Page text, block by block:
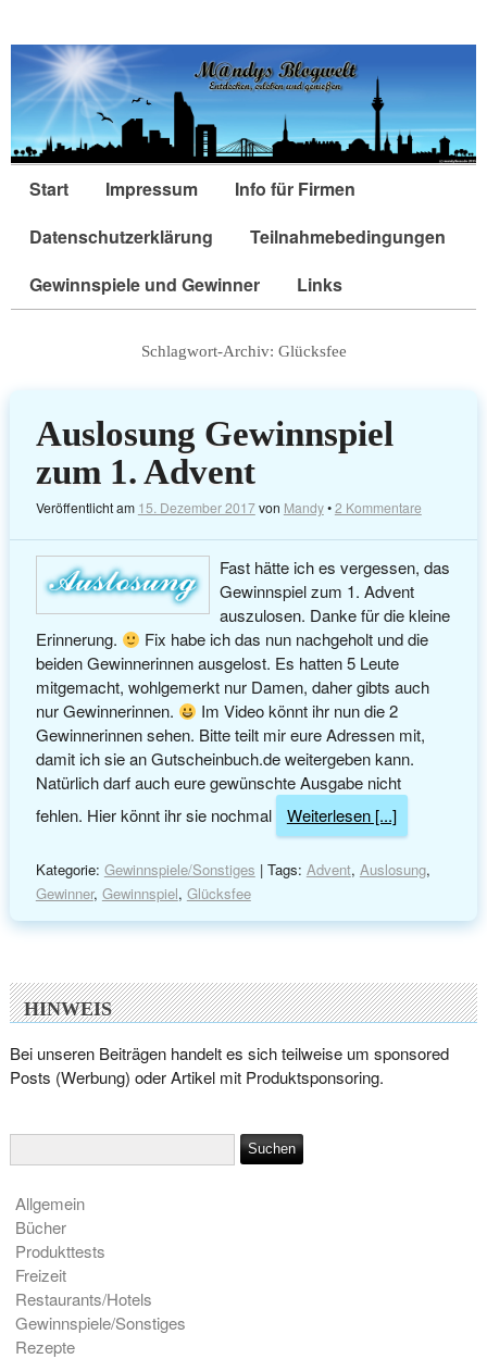
Start Impressum
Info für Firmen
Datenschutzerklärung
Teilnahmebedingungen
Gewinnspiele und Gewinner
Links
Schlagwort-Archiv: Glücksfee
Auslosung Gewinnspiel
zum 1. Advent
Veröffentlicht am 15. Dezember 2017von Mandy•2 Kommentare
Fast hätte ich es vergessen, das
Gewinnspiel zum 1. Advent
auszulosen. Danke für die kleine
Erinnerung.
Fix habe ich das nun nachgeholt und die
beiden Gewinnerinnen ausgelost. Es hatten 5 Leute
mitgemacht, wohlgemerkt nur Damen, daher gibts auch
nur Gewinnerinnen.
Im Video könnt ihr nun die 2
Gewinnerinnen sehen. Bitte teilt mir eure Adressen mit,
damit ich sie an Gutscheinbuch.de weitergeben kann.
Natürlich darf auch eure gewünschte Ausgabe nicht
fehlen. Hier könnt ihr sie nochmal
Weiterlesen [...]
Kategorie: Gewinnspiele/Sonstiges | Tags: Advent, Auslosung,
Gewinner, Gewinnspiel, Glücksfee
HINWEIS
Bei unseren Beiträgen handelt es sich teilweise um sponsored
Posts (Werbung) oder Artikel mit Produktsponsoring.
Allgemein
Bücher
Produkttests
Freizeit
Restaurants/Hotels
Gewinnspiele/Sonstiges
Rezepte